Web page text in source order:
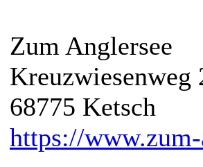
Zum Anglersee
Kreuzwiesenweg
68775 Ketsch
https://